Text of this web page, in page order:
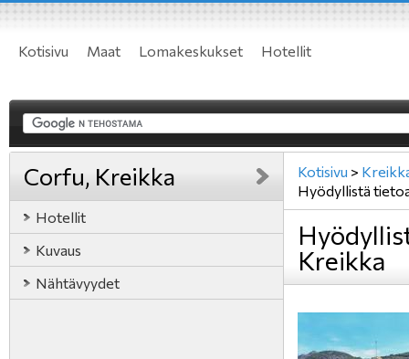
Kotisivu Maat Lomakeskukset Hotellit
Corfu, Kreikka
Hotellit
Kuvaus
Nähtävyydet
Kotisivu >
Hyödyllistä
Kreikka